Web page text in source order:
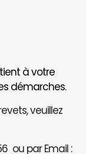
à votre
démarches.
veuillez
ou par Email :